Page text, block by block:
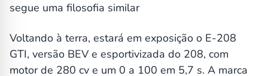
segue uma filosofia similar
Voltando à terra, estará em exposição o E-208
GTI, versão BEV e esportivizada do 208, com
motor de 280 cv e um 0 a 100 em 5,7 s. A marca